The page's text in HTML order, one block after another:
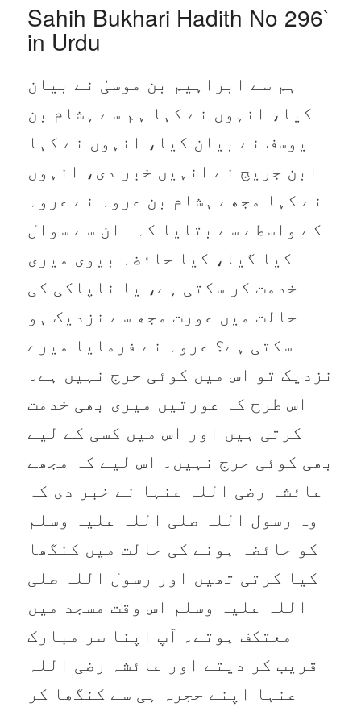
Sahih Bukhari Hadith No 296`
in Urdu
ہم سے ابراہیم بن موسیٰ نے بیان
کیا، انہوں نے کہا ہم سے ہشام بن
یوسف نے بیان کیا، انہوں نے کہا
ابن جریج نے انہیں خبر دی، انہوں
نے کہا مجھے ہشام بن عروہ نے عروہ
کے واسطے سے بتایا کہ ان سے سوال
کیا گیا، کیا حائضہ بیوی میری
خدمت کر سکتی ہے، یا ناپاکی کی
حالت میں عورت مجھ سے نزدیک ہو
سکتی ہے؟ عروہ نے فرمایا میرے
نزدیک تو اس میں کوئی حرج نہیں ہے۔
اس طرح کہ عورتیں میری بھی خدمت
کرتی ہیں اور اس میں کسی کے لیے
بھی کوئی حرج نہیں۔ اس لیے کہ مجھے
عائشہ رضی اللہ عنہا نے خبر دی کہ
وہ رسول اللہ صلی اللہ علیہ وسلم
کو حائضہ ہونے کی حالت میں کنگھا
کیا کرتی تھیں اور رسول اللہ صلی
اللہ علیہ وسلم اس وقت مسجد میں
معتکف ہوتے۔ آپ اپنا سر مبارک
قریب کر دیتے اور عائشہ رضی اللہ
عنہا اپنے حجرہ ہی سے کنگھا کر